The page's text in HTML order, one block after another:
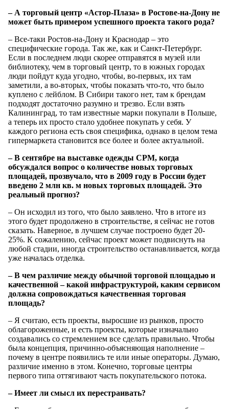
– А торговый центр «Астор-Плаза» в Ростове-на-Дону не
может быть примером успешного проекта такого рода?
– Все-таки Ростов-на-Дону и Краснодар – это
специфические города. Так же, как и Санкт-Петербург.
Если в последнем люди скорее отправятся в музей или
библиотеку, чем в торговый центр, то в южных городах
люди пойдут куда угодно, чтобы, во-первых, их там
заметили, а во-вторых, чтобы показать что-то, что было
куплено с лейблом. В Сибири такого нет, там к брендам
подходят достаточно разумно и трезво. Если взять
Калининград, то там известные марки покупали в Польше,
а теперь их просто стало удобнее покупать у себя. У
каждого региона есть своя специфика, однако в целом тема
гипермаркета становится все более и более актуальной.
– В сентябре на выставке одежды CPM, когда
обсуждался вопрос о количестве новых торговых
площадей, прозвучало, что в 2009 году в России будет
введено 2 млн кв. м новых торговых площадей. Это
реальный прогноз?
– Он исходил из того, что было заявлено. Что в итоге из
этого будет продолжено в строительстве, я сейчас не готов
сказать. Наверное, в лучшем случае построено будет 20-
25%. К сожалению, сейчас проект может подвиснуть на
любой стадии, иногда строительство останавливается, когда
уже началась отделка.
– В чем различие между обычной торговой площадью и
качественной – какой инфраструктурой, каким сервисом
должна сопровождаться качественная торговая
площадь?
– Я считаю, есть проекты, выросшие из рынков, просто
облагороженные, и есть проекты, которые изначально
создавались со стремлением все сделать правильно. Чтобы
была концепция, причинно-объясняющая наполнение –
почему в центре появились те или иные операторы. Думаю,
различие именно в этом. Конечно, торговые центры
первого типа оттягивают часть покупательского потока.
– Имеет ли смысл их перестраивать?